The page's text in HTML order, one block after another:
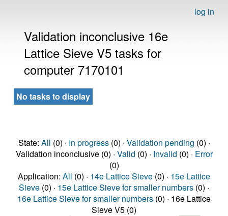
log in
Validation inconclusive 16e
Lattice Sieve V5 tasks for
computer 7170101
No tasks to display
State: All (0) · In progress(0) · Validation pending (0) ·
Validation inconclusive (0) · Valid (0) · Invalid (0) · Error
(0)
Application: All (0) · 14e Lattice Sieve (0) · 15e Lattice
Sieve (0) · 15e Lattice Sieve for smaller numbers (0) ·
16e Lattice Sieve for smaller numbers (0) · 16e Lattice
Sieve V5 (0)